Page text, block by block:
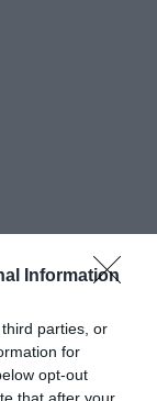
Information
parties, or
for
opt-out